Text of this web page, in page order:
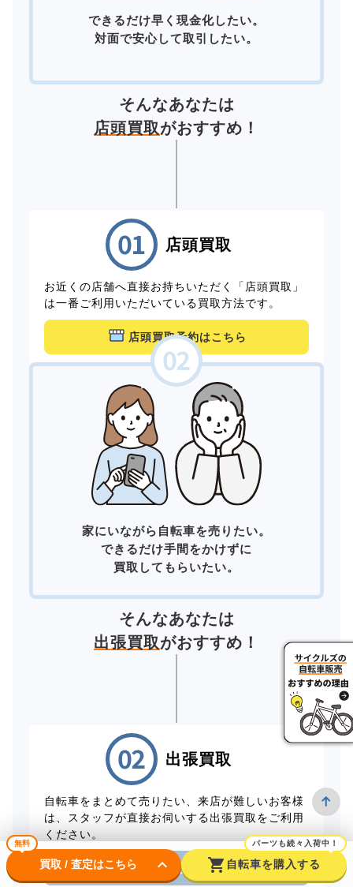
できるだけ早く現金化したい。
対面で安心して取引したい。
そんなあなたは
店頭買取がおすすめ！
店頭買取
お近くの店舗へ直接お持ちいただく「店頭買取」
は一番ご利用いただいている買取方法です。
店頭買取予約はこちら
家にいながら自転車を売りたい。
できるだけ手間をかけずに
買取してもらいたい。
そんなあなたは
出張買取がおすすめ！
出張買取
自転車をまとめて売りたい、来店が難しいお客様
は、スタッフが直接お伺いする出張買取をご利用
ください。
電話から出張買取を申し込む
無料
買取 / 査定はこちら keyboard_arrow_down shopping_cart
パーツも続々入荷中！
自転車を購入する